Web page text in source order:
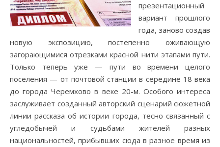
презентационный
вариант прошлого
года, заново создав
новую экспозицию, постепенно оживающую
загорающимися отрезками красной нити этапами пути.
Только теперь уже — пути во времени целого
поселения — от почтовой станции в середине 18 века
до города Черемхово в веке 20-м. Особого интереса
заслуживает созданный авторский сценарий сюжетной
линии рассказа об истории города, тесно связанный с
угледобычей и судьбами жителей разных
национальностей, прибывших сюда в разное время из